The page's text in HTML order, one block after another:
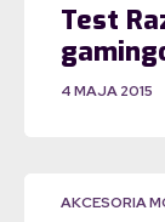
Test
4 MAJA 2015
AKCESORIA